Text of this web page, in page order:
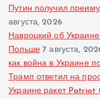
Путин получил
августа, 2026
Навроцкий об
Польше 7 августа,
как война в Украине
Трамп ответил на
Украине ракет Patriot